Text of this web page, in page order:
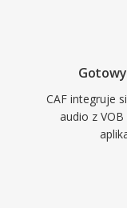
zapewnia
gwarantujac
w
Pro i Final
CAF integruje
audio z